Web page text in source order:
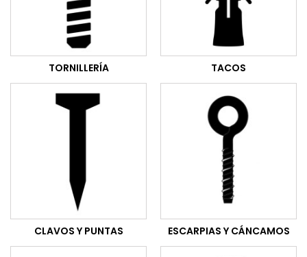
TORNILLERÍA TACOS
CLAVOS Y PUNTAS ESCARPIAS Y CÁNCAMOS